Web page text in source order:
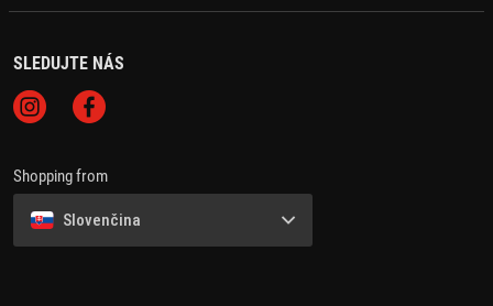
SLEDUJTE NÁS
Shopping from
Slovenčina